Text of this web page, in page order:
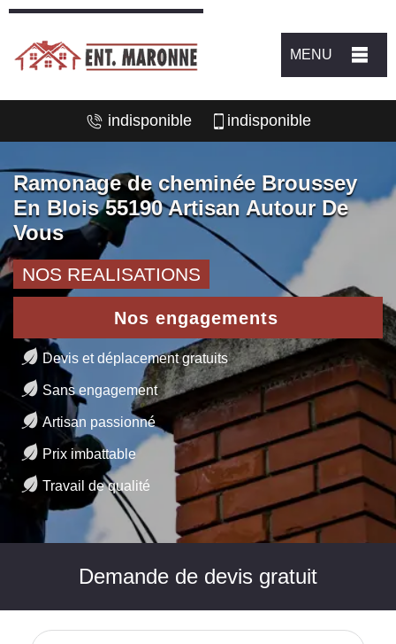
MENU
indisponible indisponible
Ramonage de cheminée Broussey
En Blois 55190 Artisan Autour De
Vous
NOS REALISATIONS
Nos engagements
Devis et déplacement gratuits
Sans engagement
Artisan passionné
Prix imbattable
Travail de qualité
Demande de devis gratuit